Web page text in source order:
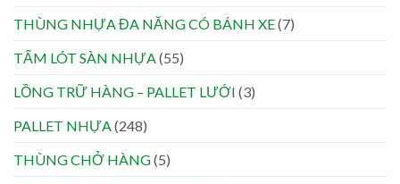
THÙNG NHỰA ĐA NĂNG CÓ BÁNH XE(7)
TẤM LÓT SÀN NHỰA(55)
LỒNG TRỮ HÀNG – PALLET LƯỚI (3)
PALLET NHỰA(248)
THÙNG CHỞ HÀNG(5)